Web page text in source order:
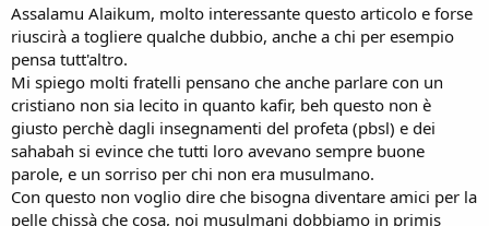
Assalamu Alaikum, molto interessante questo articolo e forse
riuscirà a togliere qualche dubbio, anche a chi per esempio
pensa tutt'altro.
Mi spiego molti fratelli pensano che anche parlare con un
cristiano non sia lecito in quanto kafir, beh questo non è
giusto perchè dagli insegnamenti del profeta (pbsl) e dei
sahabah si evince che tutti loro avevano sempre buone
parole, e un sorriso per chi non era musulmano.
Con questo non voglio dire che bisogna diventare amici per la
pelle chissà che cosa, noi musulmani dobbiamo in primis